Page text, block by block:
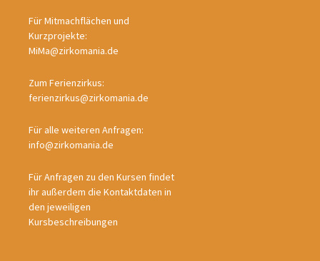
Für Mitmachflächen und
Kurzprojekte:
MiMa@zirkomania.de
Zum Ferienzirkus:
ferienzirkus@zirkomania.de
Für alle weiteren Anfragen:
info@zirkomania.de
Für Anfragen zu den Kursen findet
ihr außerdem die Kontaktdaten in
den jeweiligen
Kursbeschreibungen